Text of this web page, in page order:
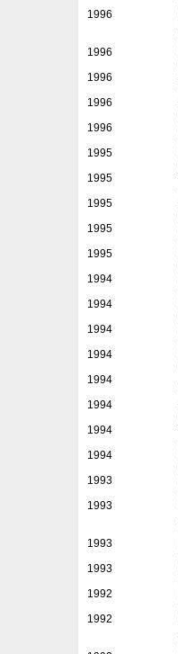
1996
1996
1996
1996
1996
1995
1995
1995
1995
1995
1994
1994
1994
1994
1994
1994
1994
1994
1993
1993
1993
1993
1992
1992